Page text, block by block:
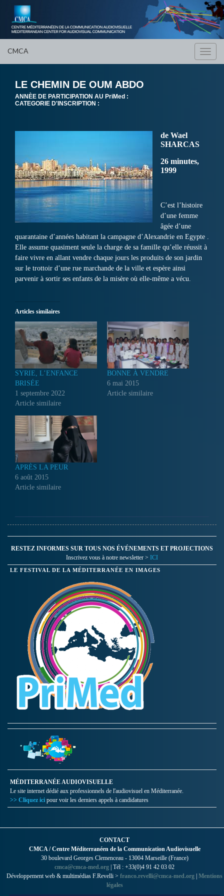
CMCA
LE CHEMIN DE OUM ABDO
ANNÈE DE PARTICIPATION AU PriMed :
CATEGORIE D'INSCRIPTION :
de Wael
SHARCAS
26 minutes,
1999
C’est l’histoire
d’une femme
âgée d’une
quarantaine d’années habitant la campagne d’Alexandrie en Egypte .
Elle assume quasiment seule la charge de sa famille qu’elle réussit à
faire vivre en allant vendre chaque jours les produits de son jardin
sur le trottoir d’une rue marchande de la ville et espère ainsi
parvenir à sortir ses enfants de la misère où elle-même a vécu.
Articles similaires
SYRIE, L’ENFANCE
BRISÉE
1 septembre 2022
Article similaire
BONNE À VENDRE
6 mai 2015
Article similaire
APRÈS LA PEUR
6 août 2015
Article similaire
RESTEZ INFORMES SUR TOUS NOS ÉVÉNEMENTS ET PROJECTIONS
Inscrivez vous à notre newsletter > ICI
LE FESTIVAL DE LA MÉDITERRANÉE EN IMAGES
MÉDITERRANÉE AUDIOVISUELLE
Le site internet dédié aux professionnels de l'audiovisuel en Méditerranée.
>> Cliquez ici pour voir les derniers appels à candidatures
CONTACT
CMCA / Centre Méditerranéen de la Communication Audiovisuelle
30 boulevard Georges Clemenceau - 13004 Marseille (France)
cmca@cmca-med.org | Tél : +33(0)4 91 42 03 02
Développement web & multimédias F.Revelli > franco.revelli@cmca-med.org | Mentions
légales